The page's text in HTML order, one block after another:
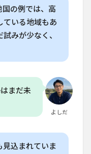
国の例では、高
ている地域もあ
みが少なく、
よしだ
まだ未
見込まれていま